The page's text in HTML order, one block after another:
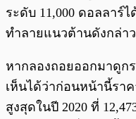
ระดับ 11,000 ดอลลาร์
ทำลายแนวต้านดังกล่า
หากลองถอยออกมาดูกร
เห็นได้ว่าก่อนหน้านี้รา
สูงสุดในปี 2020 ที่